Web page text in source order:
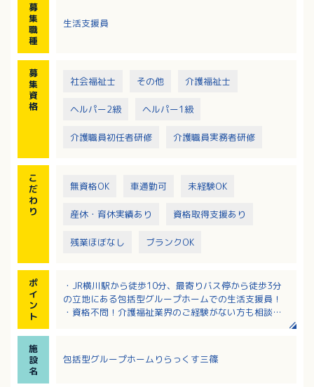
・掃除、洗濯、買い物等の家事業務
※同法人の包括型グループホームりらっくすしんぐう
えんとの兼務の可能性があります
募
集
職
種
生活支援員
募
集
資
格
社会福祉士 その他 介護福祉士
ヘルパー2級 ヘルパー1級
介護職員初任者研修 介護職員実務者研修
こ
だ
わ
り
無資格OK 車通勤可 未経験OK
産休・育休実績あり 資格取得支援あり
残業ほぼなし ブランクOK
ポ
イ
ン
ト
・JR横川駅から徒歩10分、最寄りバス停から徒歩3分
の立地にある包括型グループホームでの生活支援員！
・資格不問！介護福祉業界のご経験がない方も相談
れています
・有給取得率100％！お休みを取りやすい環境です
施
設
名
包括型グループホームりらっくす三篠